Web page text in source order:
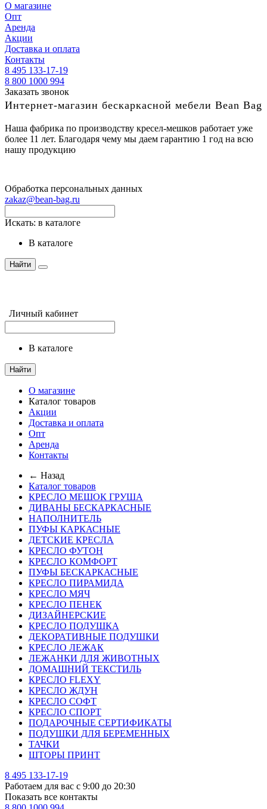
О магазине
Опт
Аренда
Акции
Доставка и оплата
Контакты
8 495 133-17-19
8 800 1000 994
Заказать звонок
Интернет-магазин бескаркасной мебели Bean Bag
Наша фабрика по производству кресел-мешков работает уже
более 11 лет. Благодаря чему мы даем гарантию 1 год на всю
нашу продукцию
Обработка персональных данных
zakaz@bean-bag.ru
Искать: в каталоге
в каталоге
Найти
Личный кабинет
в каталоге
Найти
О магазине
Каталог товаров
Акции
Доставка и оплата
Опт
Аренда
Контакты
← Назад
Каталог товаров
КРЕСЛО МЕШОК ГРУША
ДИВАНЫ БЕСКАРКАСНЫЕ
НАПОЛНИТЕЛЬ
ПУФЫ КАРКАСНЫЕ
ДЕТСКИЕ КРЕСЛА
КРЕСЛО ФУТОН
КРЕСЛО КОМФОРТ
ПУФЫ БЕСКАРКАСНЫЕ
КРЕСЛО ПИРАМИДА
КРЕСЛО МЯЧ
КРЕСЛО ПЕНЕК
ДИЗАЙНЕРСКИЕ
КРЕСЛО ПОДУШКА
ДЕКОРАТИВНЫЕ ПОДУШКИ
КРЕСЛО ЛЕЖАК
ЛЕЖАНКИ ДЛЯ ЖИВОТНЫХ
ДОМАШНИЙ ТЕКСТИЛЬ
КРЕСЛО FLEXY
КРЕСЛО ЖДУН
КРЕСЛО СОФТ
КРЕСЛО СПОРТ
ПОДАРОЧНЫЕ СЕРТИФИКАТЫ
ПОДУШКИ ДЛЯ БЕРЕМЕННЫХ
ТАЧКИ
ШТОРЫ ПРИНТ
8 495 133-17-19
Работаем для вас с 9:00 до 20:30
Показать все контакты